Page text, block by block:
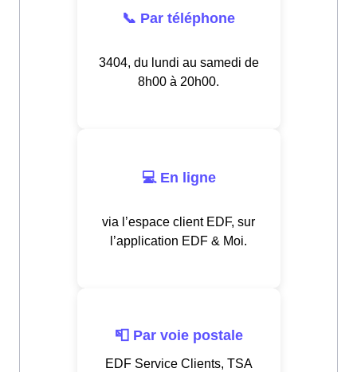
📞 Par téléphone
3404, du lundi au samedi de
8h00 à 20h00.
💻 En ligne
via l’espace client EDF, sur
l’application EDF & Moi.
📮 Par voie postale
EDF Service Clients, TSA